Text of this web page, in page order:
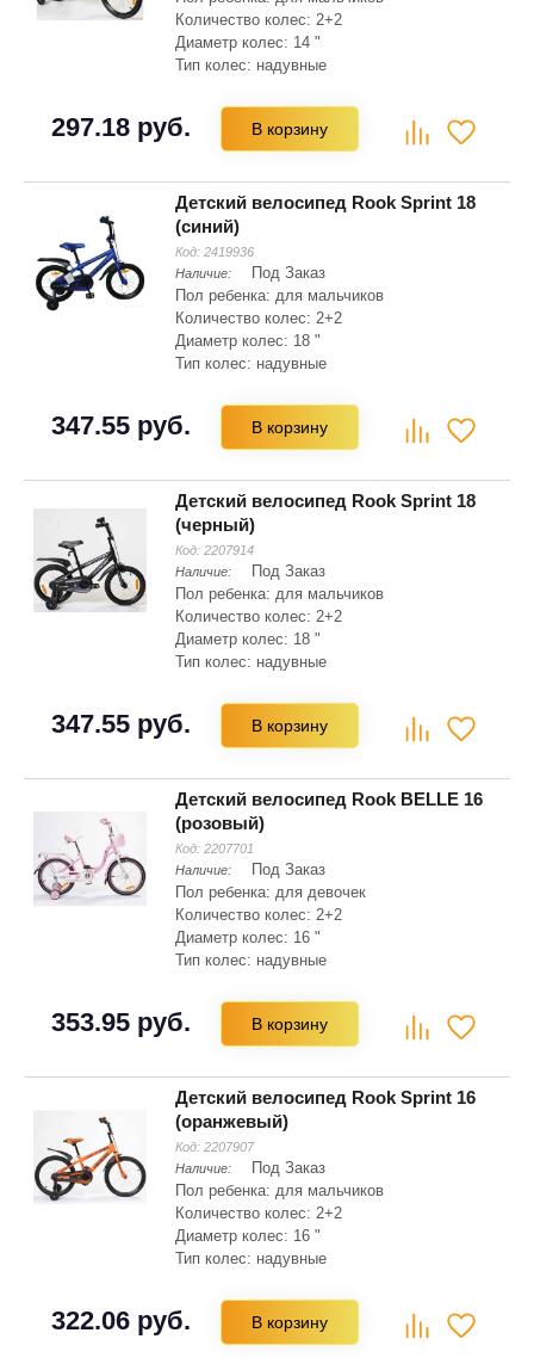
Количество колес: 2+2
Диаметр колес: 14 "
Тип колес: надувные
Складная рама: нет
Тип вилки: жесткая
297.18 руб. В корзину
Детский велосипед Rook Sprint 18
(синий)
Код: 2419936
Наличие:
Под Заказ
Пол ребенка: для мальчиков
Количество колес: 2+2
Диаметр колес: 18 "
Тип колес: надувные
Складная рама: нет
Тип вилки: жесткая
347.55 руб. В корзину
Детский велосипед Rook Sprint 18
(черный)
Код: 2207914
Наличие:
Под Заказ
Пол ребенка: для мальчиков
Количество колес: 2+2
Диаметр колес: 18 "
Тип колес: надувные
Складная рама: нет
Тип вилки: жесткая
347.55 руб. В корзину
Детский велосипед Rook BELLE 16
(розовый)
Код: 2207701
Наличие:
Под Заказ
Пол ребенка: для девочек
Количество колес: 2+2
Диаметр колес: 16 "
Тип колес: надувные
Складная рама: нет
Тип вилки: жесткая
353.95 руб. В корзину
Детский велосипед Rook Sprint 16
(оранжевый)
Код: 2207907
Наличие:
Под Заказ
Пол ребенка: для мальчиков
Количество колес: 2+2
Диаметр колес: 16 "
Тип колес: надувные
Складная рама: нет
Тип вилки: жесткая
322.06 руб. В корзину